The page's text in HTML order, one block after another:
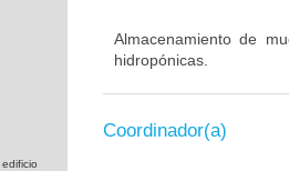
Almacenamiento de
hidropónicas.
Coordinador(a)